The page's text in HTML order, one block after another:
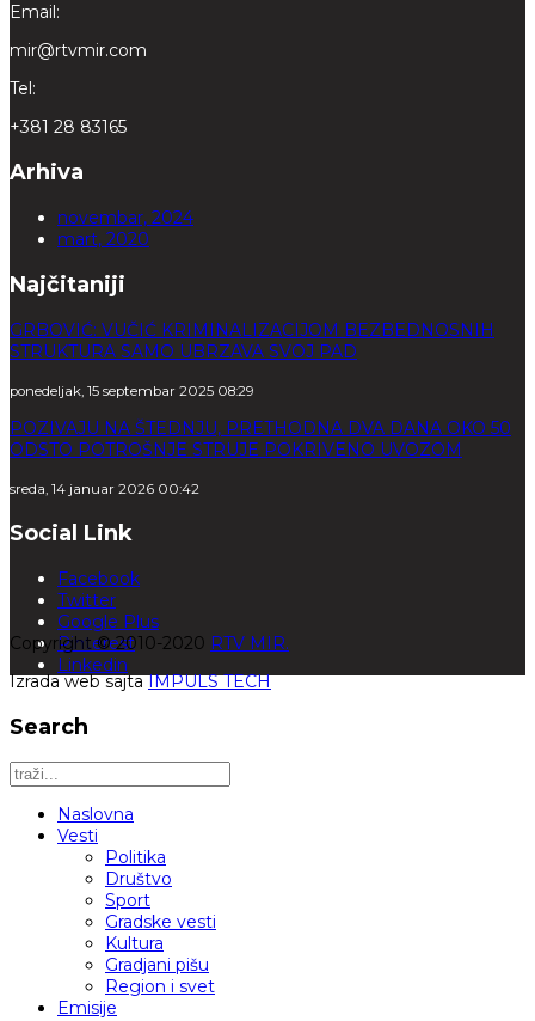
Email:
mir@rtvmir.com
Tel:
+381 28 83165
Arhiva
novembar, 2024
mart, 2020
Najčitaniji
GRBOVIĆ: VUČIĆ KRIMINALIZACIJOM BEZBEDNOSNIH
STRUKTURA SAMO UBRZAVA SVOJ PAD
ponedeljak, 15 septembar 2025 08:29
POZIVAJU NA ŠTEDNJU, PRETHODNA DVA DANA OKO 50
ODSTO POTROŠNJE STRUJE POKRIVENO UVOZOM
sreda, 14 januar 2026 00:42
Social Link
Facebook
Twitter
Google Plus
Pinterest
Linkedin
Copyright © 2010-2020 RTV MIR.
Izrada web sajtaIMPULS TECH
Search
Naslovna
Vesti
Politika
Društvo
Sport
Gradske vesti
Kultura
Gradjani pišu
Region i svet
Emisije